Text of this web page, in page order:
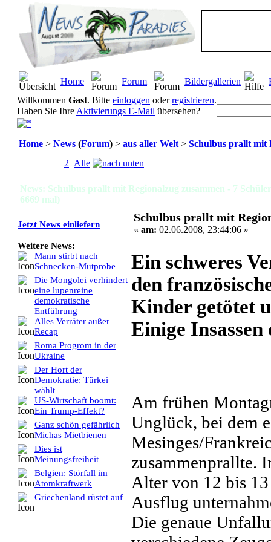
Home Forum Bildergallerien
Willkommen Gast. Bitte einloggen oderregistrieren.
Haben Sie Ihre Aktivierungs E-Mail übersehen?
Home > News (Forum) > aus aller Welt > Schulbus prallt mit
2 Alle
News: Schulbus prallt mit Regionalzug zusammen - 7
6669 mal)
Jetzt News einliefern
Weitere News:
Mann stirbt nach
Schnecken-Mutprobe
Die Mongolei verhindert
eine lupenreine
demokratische
Entführung
Alles Verräter außer
Recap
Roma Progrom in der
Ukraine
Der Hort der
Demokratie: Türkei
wählt
US-Wirtschaft boomt:
Ein Trump-Effekt?
Ganz schön gefährlich
Michas Mietbienen
Dies ist
Meinungsfreiheit
Belgien: Störfall im
Atomkraftwerk
Griechenland rüstet auf
Schulbus prallt mit
« am: 02.06.2008, 23:44:06 »
Ein schweres
den
Kinder getötet
Einige
Am frühen
Unglück, bei dem
Mesinges/
zusammenprallte.
Alter von 12 bis
Ausflug
Die genaue